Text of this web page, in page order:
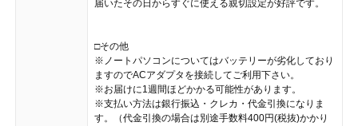
届いたその日からすぐに使える親切設定が好評です。
□その他
※ノートパソコンについてはバッテリーが劣化しており
ますのでACアダプタを接続してご利用下さい。
※お届けに1週間ほどかかる可能性があります。
※支払い方法は銀行振込・クレカ・代金引換になりま
す。（代金引換の場合は別途手数料400円(税抜)かかり